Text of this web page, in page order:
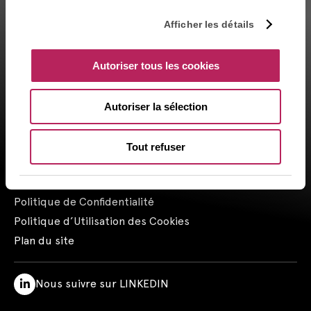
Afficher les détails
Autoriser tous les cookies
Autoriser la sélection
Tout refuser
(AMF ). Artemid SAS, subsidiary fully owned by CAPZA has a
registered by the Orias under the number 14003497 since the
05/28/2014. CAPZA Transition SAS, subsidiary majority owned by
CAPZA, has financial investment advisor status (CIF in France)
Mentions Légales
Politique de Confidentialité
Politique d’Utilisation des Cookies
Plan du site
Nous suivre sur LINKEDIN